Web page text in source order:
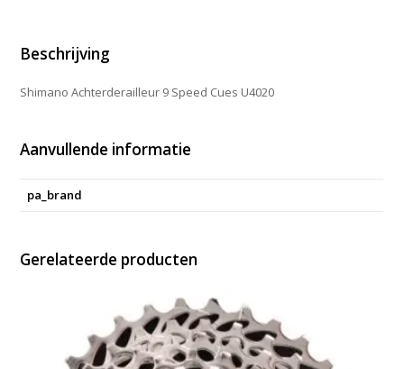
Beschrijving
Shimano Achterderailleur 9 Speed Cues U4020
Aanvullende informatie
pa_brand
Gerelateerde producten